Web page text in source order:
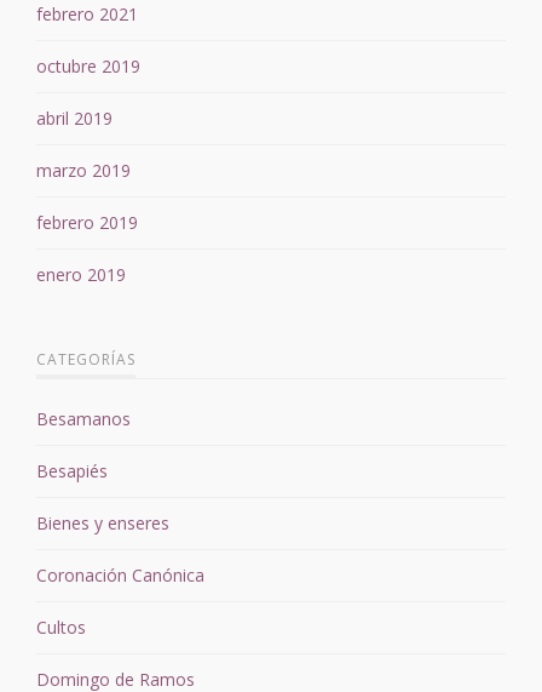
febrero 2021
octubre 2019
abril 2019
marzo 2019
febrero 2019
enero 2019
CATEGORÍAS
Besamanos
Besapiés
Bienes y enseres
Coronación Canónica
Cultos
Domingo de Ramos